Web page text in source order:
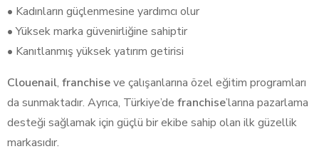
• Kadınların güçlenmesine yardımcı olur
• Yüksek marka güvenirliğine sahiptir
• Kanıtlanmış yüksek yatırım getirisi
Clouenail, franchiseve çalışanlarına özel eğitim programları
da sunmaktadır. Ayrıca, Türkiye’de franchise’larına pazarlama
desteği sağlamak için güçlü bir ekibe sahip olan ilk güzellik
markasıdır.